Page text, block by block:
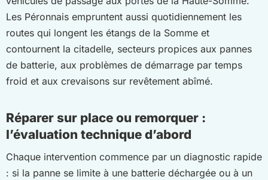
Les Péronnais empruntent aussi quotidiennement les
routes qui longent les étangs de la Somme et
contournent la citadelle, secteurs propices aux pannes
de batterie, aux problèmes de démarrage par temps
froid et aux crevaisons sur revêtement abîmé.
Réparer sur place ou remorquer :
l’évaluation technique d’abord
Chaque intervention commence par un diagnostic rapide
: si la panne se limite à une batterie déchargée ou à un